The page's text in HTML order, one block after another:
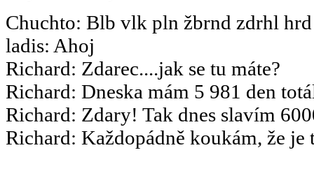
Chuchto: Blb vlk pln žbrnd zdrhl
ladis: Ahoj
Richard: Zdarec....jak se tu máte?
Richard: Dneska mám 5 981 den
Richard: Zdary! Tak dnes slavím
Richard: Každopádně koukám, že